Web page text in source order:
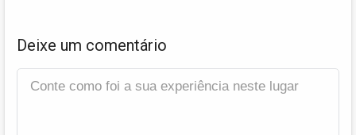
Deixe um comentário